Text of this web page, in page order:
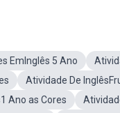
EmInglês 5 Ano
Atividade De
Ano as Cores